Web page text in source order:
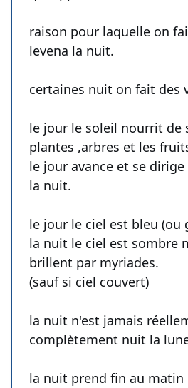
raison pour laquelle on
levena la nuit.
certaines nuit on fait des
le jour le soleil nourrit de
plantes ,arbres et les
le jour avance et se
la nuit.
le jour le ciel est bleu (ou
la nuit le ciel est sombre
brillent par myriades.
(sauf si ciel couvert)
la nuit n'est jamais
complètement nuit la
la nuit prend fin au